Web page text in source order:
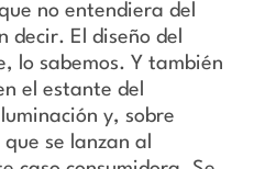
no entendiera del
decir. El diseño del
lo sabemos. Y también
el estante del
y, sobre
se lanzan al